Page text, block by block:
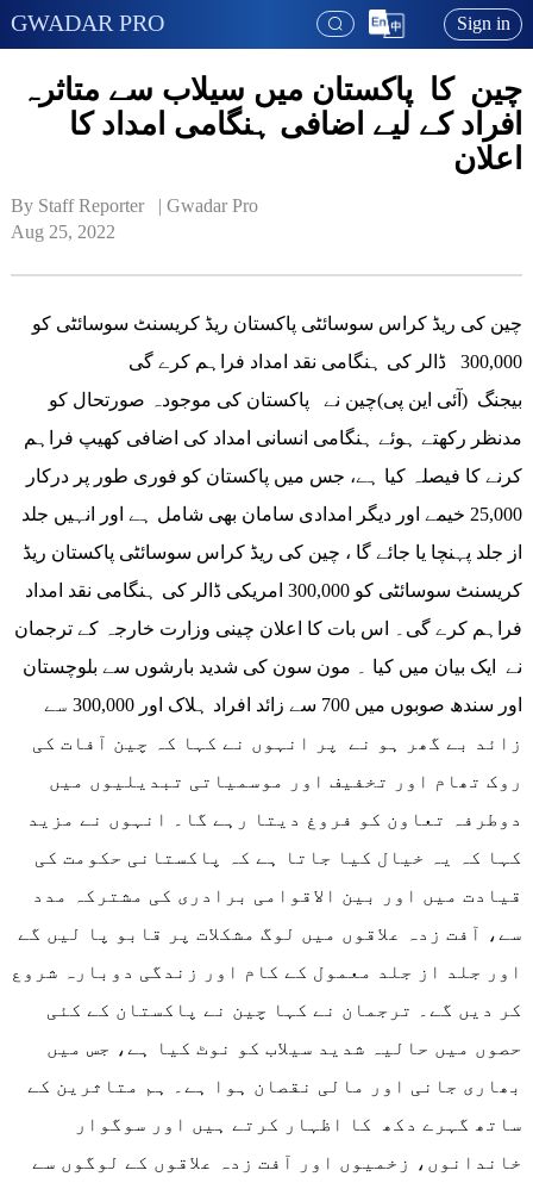
GWADAR PRO Sign in
چین کا پاکستان میں سیلاب سے متاثرہ
افراد کے لیے اضافی ہنگامی امداد کا
اعلان
By Staff Reporter   | Gwadar Pro
Aug 25, 2022
چین کی ریڈ کراس سوسائٹی پاکستان ریڈ کریسنٹ سوسائٹی کو
300,000 ڈالر کی ہنگامی نقد امداد فراہم کرے گی
مدنظر رکھتے ہوئے ہنگامی انسانی امداد کی اضافی کھیپ فراہم
کرنے کا فیصلہ کیا ہے، جس میں پاکستان کو فوری طور پر درکار
25,000 خیمے اور دیگر امدادی سامان بھی شامل ہے اور انہیں جلد
از جلد پہنچا یا جائے گا ، چین کی ریڈ کراس سوسائٹی پاکستان ریڈ
کریسنٹ سوسائٹی کو 300,000 امریکی ڈالر کی ہنگامی نقد امداد
فراہم کرے گی۔ اس بات کا اعلان چینی وزارت خارجہ کے ترجمان
نے ایک بیان میں کیا ۔ مون سون کی شدید بارشوں سے بلوچستان
اور سندھ صوبوں میں 700 سے زائد افراد ہلاک اور 300,000 سے
زائد بے گھر ہو نے پر انہوں نے کہا کہ چین آفات کی
روک تھام اور تخفیف اور موسمیاتی تبدیلیوں میں
دوطرفہ تعاون کو فروغ دیتا رہے گا۔ انہوں نے مزید
کہا کہ یہ خیال کیا جاتا ہے کہ پاکستانی حکومت کی
قیادت میں اور بین الاقوامی برادری کی مشترکہ مدد
سے، آفت زدہ علاقوں میں لوگ مشکلات پر قابو پا لیں گے
اور جلد از جلد معمول کے کام اور زندگی دوبارہ شروع
کر دیں گے۔ ترجمان نے کہا چین نے پاکستان کے کئی
حصوں میں حالیہ شدید سیلاب کو نوٹ کیا ہے، جس میں
بھاری جانی اور مالی نقصان ہوا ہے۔ ہم متاثرین کے
ساتھ گہرے دکھ کا اظہار کرتے ہیں اور سوگوار
خاندانوں، زخمیوں اور آفت زدہ علاقوں کے لوگوں سے